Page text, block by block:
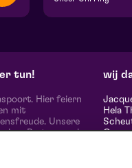
wo 9 september
tun!
Hier feiern
mit
Unsere
Partner und
wij
Hela